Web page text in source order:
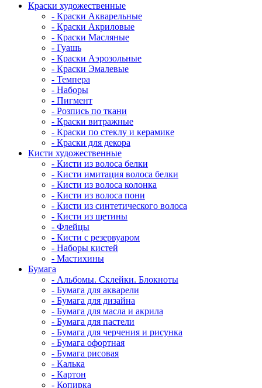
Краски художественные
- Краски Акварельные
- Краски Акриловые
- Краски Масляные
- Гуашь
- Краски Аэрозольные
- Краски Эмалевые
- Темпера
- Наборы
- Пигмент
- Розпись по ткани
- Краски витражные
- Краски по стеклу и керамике
- Краски для декора
Кисти художественные
- Кисти из волоса белки
- Кисти имитация волоса белки
- Кисти из волоса колонка
- Кисти из волоса пони
- Кисти из синтетического волоса
- Кисти из щетины
- Флейцы
- Кисти с резервуаром
- Наборы кистей
- Мастихины
Бумага
- Альбомы. Склейки. Блокноты
- Бумага для акварели
- Бумага для дизайна
- Бумага для масла и акрила
- Бумага для пастели
- Бумага для черчения и рисунка
- Бумага офортная
- Бумага рисовая
- Калька
- Картон
- Копирка